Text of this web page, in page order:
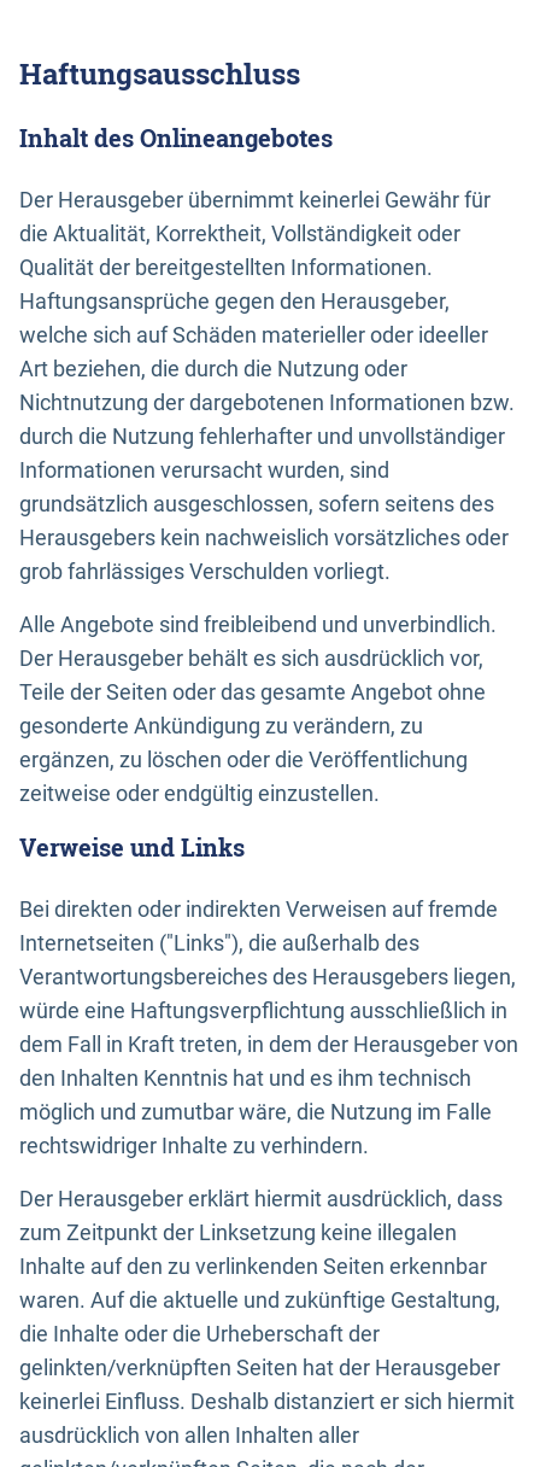
Haftungsausschluss
Inhalt des Onlineangebotes
Der Herausgeber übernimmt keinerlei Gewähr für
die Aktualität, Korrektheit, Vollständigkeit oder
Qualität der bereitgestellten Informationen.
Haftungsansprüche gegen den Herausgeber,
welche sich auf Schäden materieller oder ideeller
Art beziehen, die durch die Nutzung oder
Nichtnutzung der dargebotenen Informationen bzw.
durch die Nutzung fehlerhafter und unvollständiger
Informationen verursacht wurden, sind
grundsätzlich ausgeschlossen, sofern seitens des
Herausgebers kein nachweislich vorsätzliches oder
grob fahrlässiges Verschulden vorliegt.
Alle Angebote sind freibleibend und unverbindlich.
Der Herausgeber behält es sich ausdrücklich vor,
Teile der Seiten oder das gesamte Angebot ohne
gesonderte Ankündigung zu verändern, zu
ergänzen, zu löschen oder die Veröffentlichung
zeitweise oder endgültig einzustellen.
Verweise und Links
Bei direkten oder indirekten Verweisen auf fremde
Internetseiten ("Links"), die außerhalb des
Verantwortungsbereiches des Herausgebers liegen,
würde eine Haftungsverpflichtung ausschließlich in
dem Fall in Kraft treten, in dem der Herausgeber von
den Inhalten Kenntnis hat und es ihm technisch
möglich und zumutbar wäre, die Nutzung im Falle
rechtswidriger Inhalte zu verhindern.
Der Herausgeber erklärt hiermit ausdrücklich, dass
zum Zeitpunkt der Linksetzung keine illegalen
Inhalte auf den zu verlinkenden Seiten erkennbar
waren. Auf die aktuelle und zukünftige Gestaltung,
die Inhalte oder die Urheberschaft der
gelinkten/verknüpften Seiten hat der Herausgeber
keinerlei Einfluss. Deshalb distanziert er sich hiermit
ausdrücklich von allen Inhalten aller